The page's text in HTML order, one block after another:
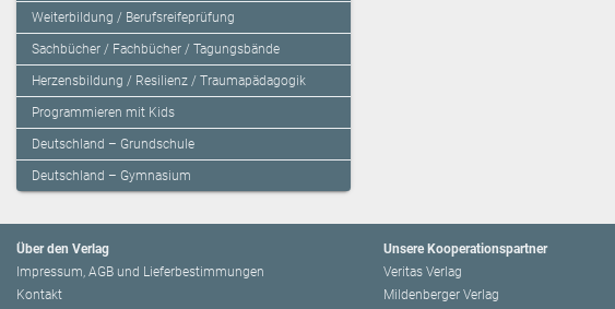
Weiterbildung / Berufsreifeprüfung
Sachbücher / Fachbücher / Tagungsbände
Herzensbildung / Resilienz / Traumapädagogik
Programmieren mit Kids
Deutschland – Grundschule
Deutschland – Gymnasium
Über den Verlag
Impressum, AGB und Lieferbestimmungen
Kontakt
Unsere Kooperationspartner
Veritas Verlag
Mildenberger Verlag